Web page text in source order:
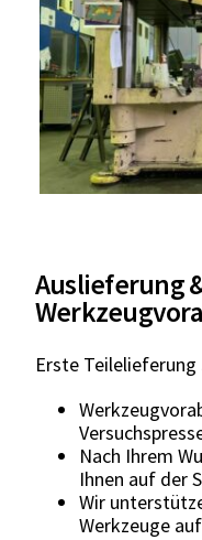
Auslieferung
Erste
Nach Ihrem
Ihnen auf der
Wir
Werkzeuge